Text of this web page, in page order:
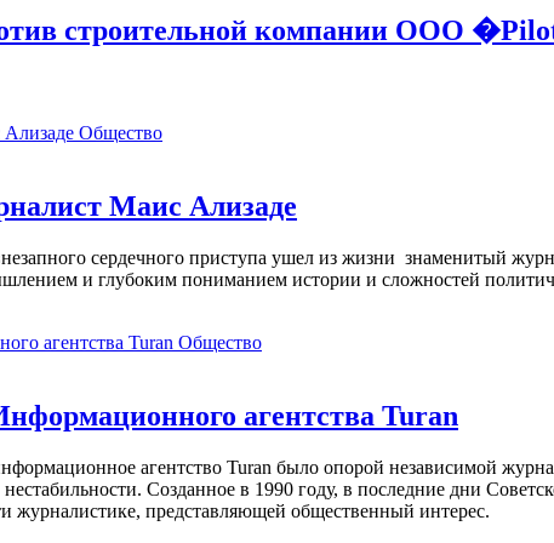
строительной компании ООО
Общество
Маис Ализаде
сердечного приступа ушел из жизни знаменитый
и глубоким пониманием истории и сложностей
Общество
агентства Turan
агентство Turan было опорой независимой
Созданное в 1990 году, в последние дни
журналистике, представляющей общественный интерес.